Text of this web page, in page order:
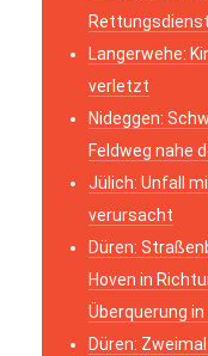
Rettungsdienst
Langerwehe:
verletzt
Nideggen:
Feldweg nahe
Jülich: Unfall
verursacht
Düren:
Hoven in
Überquerung
Düren: